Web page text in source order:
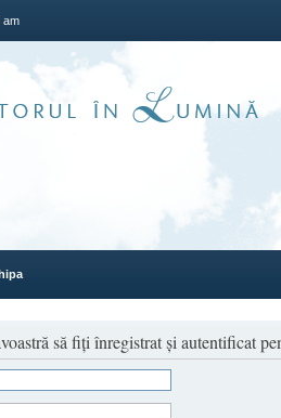
am
să fiţi înregistrat şi autentificat